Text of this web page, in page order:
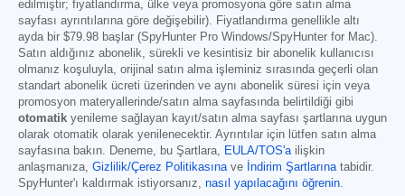
edilmiştir; fiyatlandırma, ülke veya promosyona göre satın alma
sayfası ayrıntılarına göre değişebilir). Fiyatlandırma genellikle altı
ayda bir $79.98 başlar (SpyHunter Pro Windows/SpyHunter for Mac).
Satın aldığınız abonelik, sürekli ve kesintisiz bir abonelik kullanıcısı
olmanız koşuluyla, orijinal satın alma işleminiz sırasında geçerli olan
standart abonelik ücreti üzerinden ve aynı abonelik süresi için veya
promosyon materyallerinde/satın alma sayfasında belirtildiği gibi
otomatik yenileme sağlayan kayıt/satın alma sayfası şartlarına uygun
olarak otomatik olarak yenilenecektir. Ayrıntılar için lütfen satın alma
sayfasına bakın. Deneme, bu Şartlara,
EULA/TOS'a ilişkin
anlaşmanıza, Gizlilik/Çerez Politikasına ve İndirim Şartlarına tabidir.
SpyHunter'ı kaldırmak istiyorsanız, nasıl yapılacağını öğrenin